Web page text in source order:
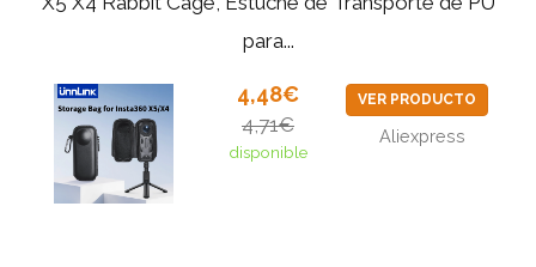
para...
4,48€
4,71€
disponible
VER PRODUCTO
Aliexpress